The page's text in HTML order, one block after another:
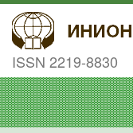
ISSN 2219-8830